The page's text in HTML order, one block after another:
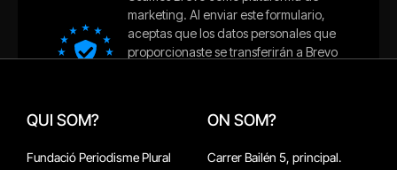
QUI SOM?
Fundació Periodisme Plural
ON SOM?
Carrer Bailén 5, principal.